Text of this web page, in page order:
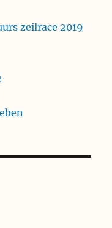
zeilrace 2019